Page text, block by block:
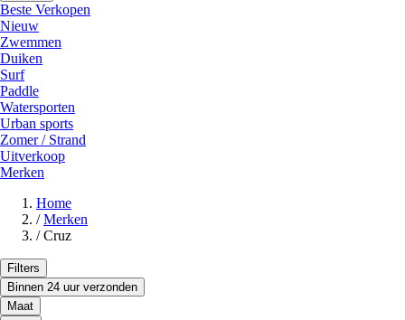
Beste Verkopen
Nieuw
Zwemmen
Duiken
Surf
Paddle
Watersporten
Urban sports
Zomer / Strand
Uitverkoop
Merken
Home
/ Merken
/ Cruz
Filters
Binnen 24 uur verzonden
Maat